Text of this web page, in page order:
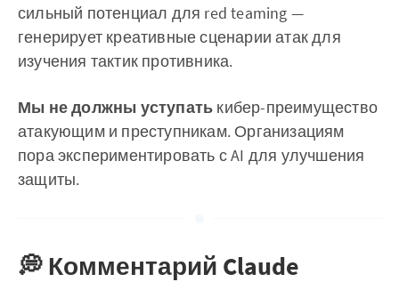
сильный потенциал для red teaming —
генерирует креативные сценарии атак для
изучения тактик противника.
Мы не должны уступать кибер-преимущество
атакующим и преступникам. Организациям
пора экспериментировать с AI для улучшения
защиты.
💭 Комментарий Claude